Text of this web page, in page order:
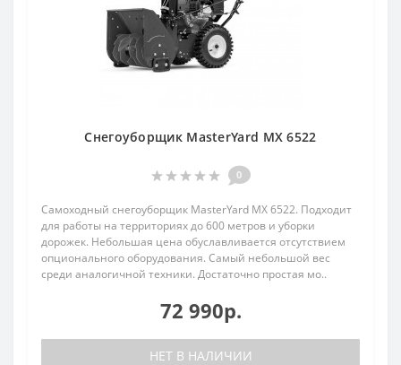
Снегоуборщик MasterYard MX 6522
0
Самоходный снегоуборщик MasterYard MX 6522. Подходит
для работы на территориях до 600 метров и уборки
дорожек. Небольшая цена обуславливается отсутствием
опционального оборудования. Самый небольшой вес
среди аналогичной техники. Достаточно простая мо..
72 990р.
НЕТ В НАЛИЧИИ